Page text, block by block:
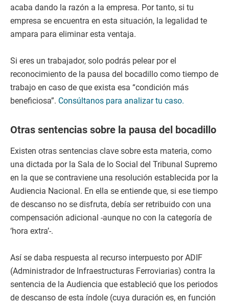
acaba dando la razón a la empresa. Por tanto, si tu
empresa se encuentra en esta situación, la legalidad te
ampara para eliminar esta ventaja.
Si eres un trabajador, solo podrás pelear por el
reconocimiento de la pausa del bocadillo como tiempo de
trabajo en caso de que exista esa “condición más
beneficiosa”. Consúltanos para analizar tu caso.
Otras sentencias sobre la pausa del bocadillo
Existen otras sentencias clave sobre esta materia, como
una dictada por la Sala de lo Social del Tribunal Supremo
en la que se contraviene una resolución establecida por la
Audiencia Nacional. En ella se entiende que, si ese tiempo
de descanso no se disfruta, debía ser retribuido con una
compensación adicional -aunque no con la categoría de
‘hora extra’-.
Así se daba respuesta al recurso interpuesto por ADIF
(Administrador de Infraestructuras Ferroviarias) contra la
sentencia de la Audiencia que estableció que los periodos
de descanso de esta índole (cuya duración es, en función